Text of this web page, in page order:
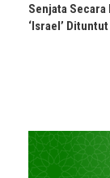
Senjata Secara
‘Israel’